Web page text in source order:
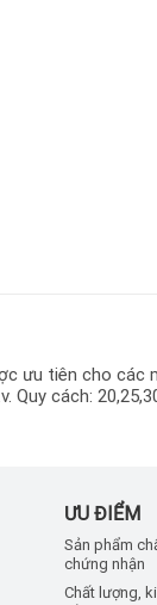
ưu tiên cho
cách:
ƯU ĐIỂM
Sản phẩm
chứng nhận
Chất lượng,